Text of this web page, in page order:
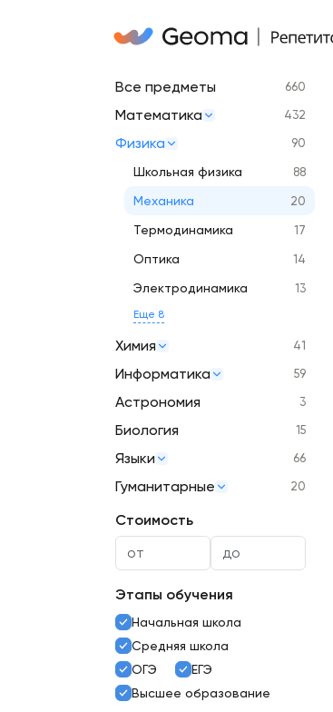
Все предметы 660
Математика 432
Физика 90
Школьная физика 88
Механика 20
Термодинамика 17
Оптика 14
Электродинамика 13
Еще 8
Химия 41
Информатика 59
Астрономия 3
Биология 15
Языки 66
Гуманитарные 20
Стоимость
Этапы обучения
Начальная школа
Средняя школа
ОГЭ
ЕГЭ
Высшее образование